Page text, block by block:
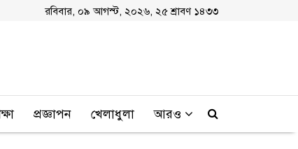
রবিবার, ০৯ আগস্ট, ২০২৬, ২৫ শ্রাবণ ১৪৩৩
প্রজ্ঞাপন খেলাধুলা আরও